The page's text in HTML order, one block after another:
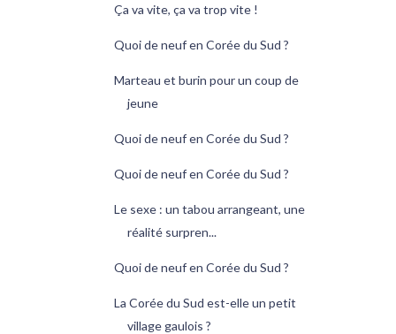
Ça va vite, ça va trop vite !
Quoi de neuf en Corée du Sud ?
Marteau et burin pour un coup de
jeune
Quoi de neuf en Corée du Sud ?
Quoi de neuf en Corée du Sud ?
Le sexe : un tabou arrangeant, une
réalité surpren...
Quoi de neuf en Corée du Sud ?
La Corée du Sud est-elle un petit
village gaulois ?